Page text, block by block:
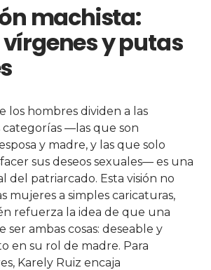
machista:
y putas
los hombres dividen a las
categorías —las que son
y madre, y las que solo
sus deseos sexuales— es una
del patriarcado. Esta visión no
mujeres a simples caricaturas,
refuerza la idea de que una
ambas cosas: deseable y
en su rol de madre. Para
Karely Ruiz encaja